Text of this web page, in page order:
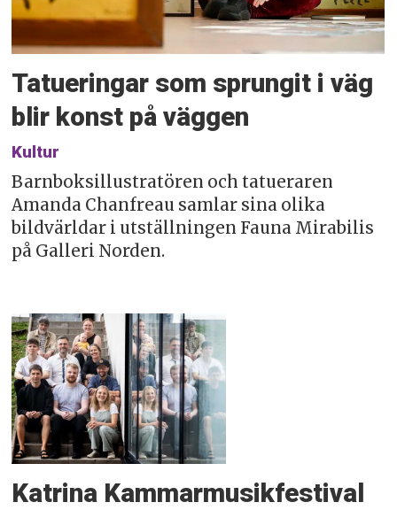
Tatueringar som sprungit i väg
blir konst på väggen
Kultur
Barnboksillustratören och tatueraren
Amanda Chanfreau samlar sina olika
bildvärldar i utställningen Fauna Mirabilis
på Galleri Norden.
Katrina Kammarmusikfestival